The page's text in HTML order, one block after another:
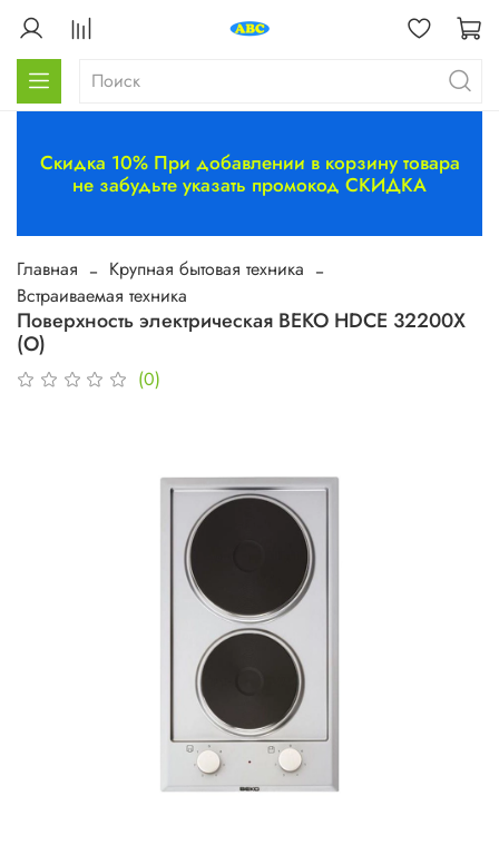
Скидка 10% При добавлении в корзину товара
не забудьте указать промокод СКИДКА
Главная
Крупная бытовая техника
Встраиваемая техника
Поверхность электрическая BEKO HDCE 32200X
(O)
(0)